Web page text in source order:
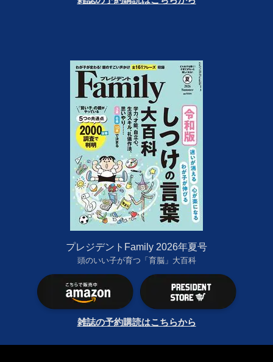
プレジデントFamily 2026年夏号
頭のいい子が育つ「育脳」大百科
雑誌の予約購読はこちらから